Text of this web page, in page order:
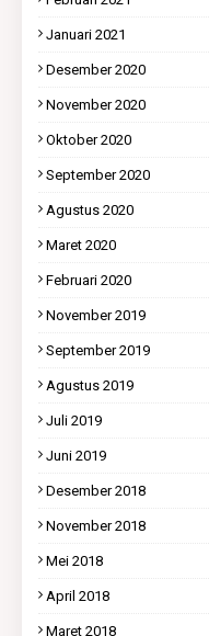
Januari 2021
Desember 2020
November 2020
Oktober 2020
September 2020
Agustus 2020
Maret 2020
Februari 2020
November 2019
September 2019
Agustus 2019
Juli 2019
Juni 2019
Desember 2018
November 2018
Mei 2018
April 2018
Maret 2018